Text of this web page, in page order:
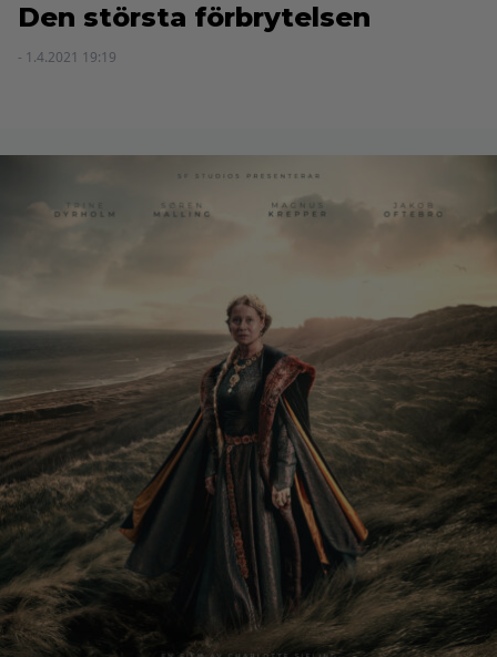
Den största förbrytelsen
- 1.4.2021 19:19